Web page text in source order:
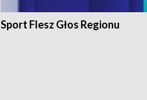
Sport Flesz Głos Regionu